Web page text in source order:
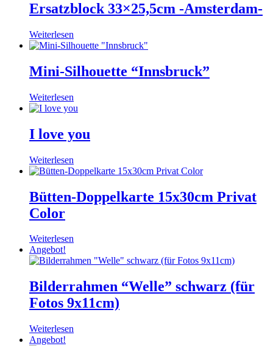
Ersatzblock 33×25,5cm -Amsterdam-
Weiterlesen
Mini-Silhouette “Innsbruck”
Weiterlesen
I love you
Weiterlesen
Bütten-Doppelkarte 15x30cm Privat
Color
Weiterlesen
Angebot!
Bilderrahmen “Welle” schwarz (für
Fotos 9x11cm)
Weiterlesen
Angebot!